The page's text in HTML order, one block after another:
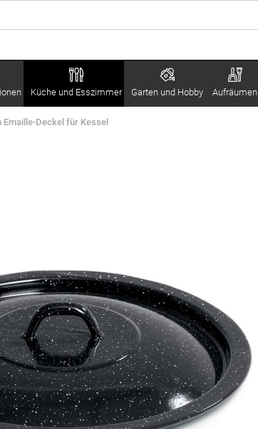
Küche und Esszimmer Garten und Hobby Aufräumen
Emaille-Deckel für Kessel